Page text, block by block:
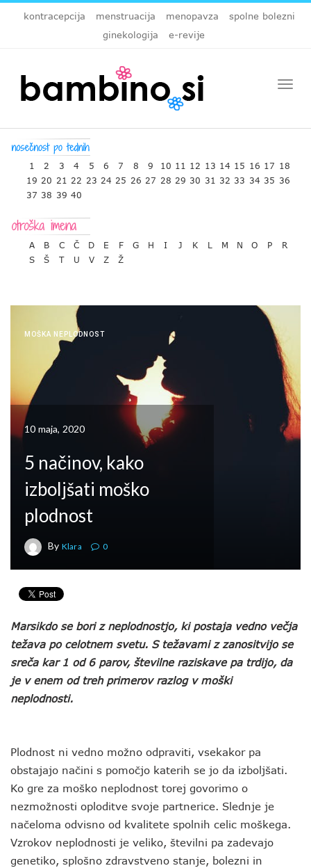
kontracepcija menstruacija menopavza
spolne bolezni
ginekologija
e-revije
1 2 3 4 5 6 7 8 9 10 11 12 13 14 15 16 17 18
19 20 21 22 23 24 25 26 27 28 29 30 31 32 33 34 35 36
37 38 39 40
A B C Č D E F G H I J K L M N O P
R
S
Š T U V Z Ž
MOŠKA NEPLODNOST
10 maja, 2020
5 načinov, kako
izboljšati moško
plodnost
By Klara 0
Marsikdo se bori z neplodnostjo, ki postaja vedno večja
težava po celotnem svetu. S težavami z zanositvijo se
sreča kar 1 od 6 parov, številne raziskave pa trdijo, da
je v enem od treh primerov razlog v moški
neplodnosti.
Plodnost ni vedno možno odpraviti, vsekakor pa
obstajajo načini s pomočjo katerih se jo da izboljšati.
Ko gre za moško neplodnost torej govorimo o
nezmožnosti oploditve svoje partnerice. Slednje je
načeloma odvisno od kvalitete spolnih celic moškega.
Vzrokov neplodnosti je veliko, številni pa zadevajo
genetiko, splošno zdravstveno stanje, bolezni in